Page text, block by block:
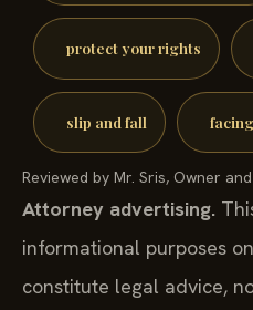
protect your rights
slip and fall
Reviewed by Mr. Sris, Owner
Attorney advertising.
informational purposes
constitute legal advice,